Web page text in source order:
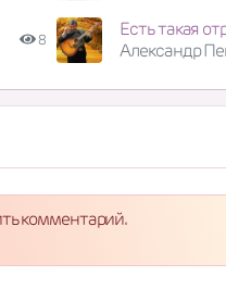
8
Есть такая
Александр
комментарий.